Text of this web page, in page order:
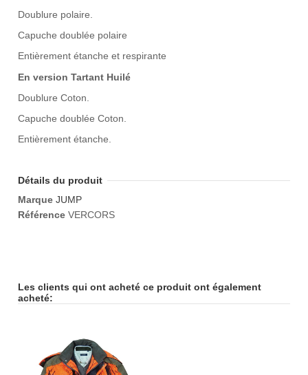
Doublure polaire.
Capuche doublée polaire
Entièrement étanche et respirante
En version Tartant Huilé
Doublure Coton.
Capuche doublée Coton.
Entièrement étanche.
Détails du produit
Marque JUMP
Référence VERCORS
Les clients qui ont acheté ce produit ont également
acheté: